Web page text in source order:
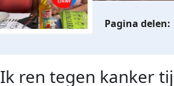
Ik ren tegen kanker